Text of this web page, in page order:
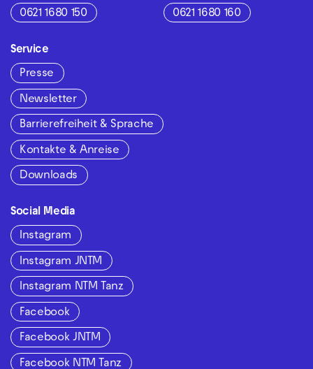
0621 1680 150 0621 1680 160
Service
Presse
Newsletter
Barrierefreiheit & Sprache
Kontakte & Anreise
Downloads
Social Media
Instagram
Instagram JNTM
Instagram NTM Tanz
Facebook
Facebook JNTM
Facebook NTM Tanz